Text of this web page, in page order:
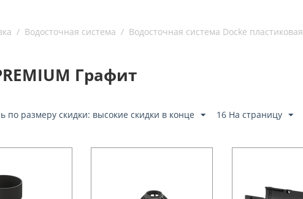
/ Водосточная система / Водосточная система Docke пластиковая
Графит
по размеру скидки: высокие скидки в конце 16 На страницу